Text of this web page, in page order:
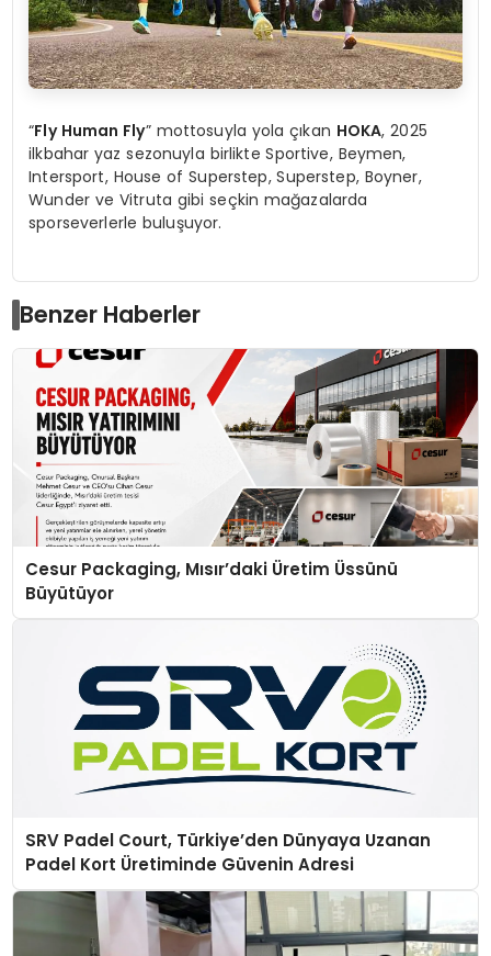
“Fly Human Fly” mottosuyla yola çıkan HOKA, 2025
ilkbahar yaz sezonuyla birlikte Sportive, Beymen,
Intersport, House of Superstep, Superstep, Boyner,
Wunder ve Vitruta gibi seçkin mağazalarda
sporseverlerle buluşuyor.
Benzer Haberler
Cesur Packaging, Mısır’daki Üretim Üssünü
Büyütüyor
SRV Padel Court, Türkiye’den Dünyaya Uzanan
Padel Kort Üretiminde Güvenin Adresi